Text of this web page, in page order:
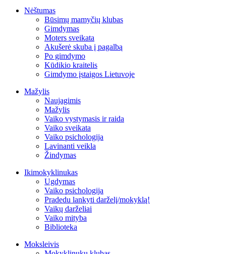
Nėštumas
Būsimų mamyčių klubas
Gimdymas
Moters sveikata
Akušerė skuba į pagalbą
Po gimdymo
Kūdikio kraitelis
Gimdymo įstaigos Lietuvoje
Mažylis
Naujagimis
Mažylis
Vaiko vystymasis ir raida
Vaiko sveikata
Vaiko psichologija
Lavinanti veikla
Žindymas
Ikimokyklinukas
Ugdymas
Vaiko psichologija
Pradedu lankyti darželį/mokyklą!
Vaikų darželiai
Vaiko mityba
Biblioteka
Moksleivis